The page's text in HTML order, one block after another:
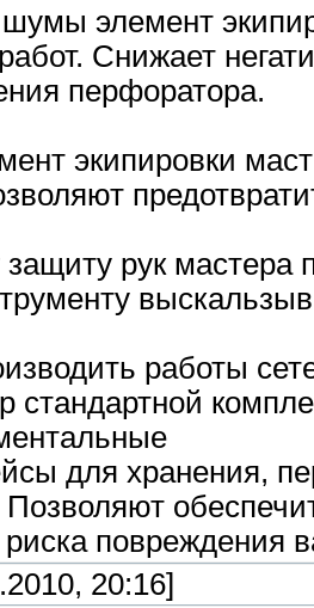
элемент
Снижает
перфоратора.
экипировки
рук мастера
работы
стандартной
для хранения,
риска повреждения
20:16]